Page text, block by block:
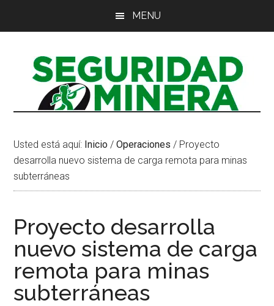
principal
MENU
Usted está aquí: Inicio / Operaciones / Proyecto
desarrolla nuevo sistema de carga remota para minas
subterráneas
Proyecto desarrolla
nuevo sistema de carga
remota para minas
subterráneas